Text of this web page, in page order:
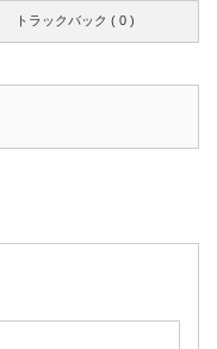
トラックバック ( 0 )